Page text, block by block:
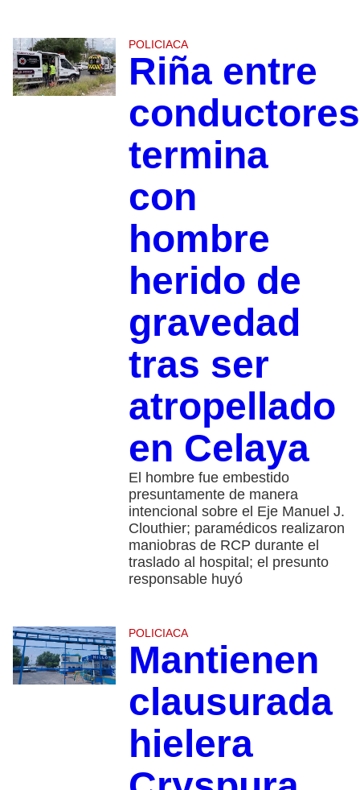
POLICIACA
Riña entre
conductores
termina
con
hombre
herido de
gravedad
tras ser
atropellado
en Celaya
El hombre fue embestido
presuntamente de manera
intencional sobre el Eje Manuel J.
Clouthier; paramédicos realizaron
maniobras de RCP durante el
traslado al hospital; el presunto
responsable huyó
POLICIACA
Mantienen
clausurada
hielera